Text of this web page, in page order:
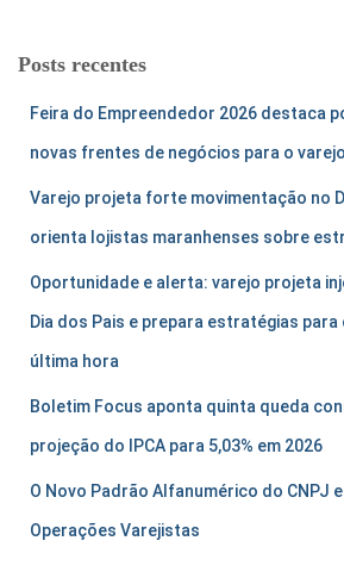
Posts recentes
Feira do Empreendedor 2026 destaca
novas frentes de negócios para o
Varejo projeta forte movimentação no
orienta lojistas maranhenses sobre
Oportunidade e alerta: varejo projeta
Dia dos Pais e prepara estratégias
última hora
Boletim Focus aponta quinta queda
projeção do IPCA para 5,03% em 2026
O Novo Padrão Alfanumérico do CNPJ
Operações Varejistas